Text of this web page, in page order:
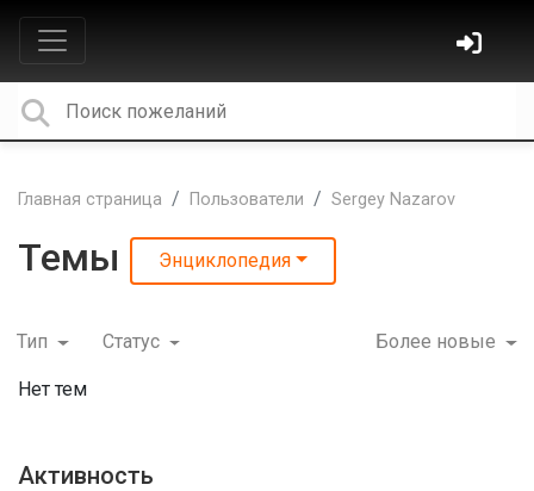
Главная страница Пользователи Sergey Nazarov
Темы Энциклопедия
Тип Статус Более новые
Нет тем
Активность